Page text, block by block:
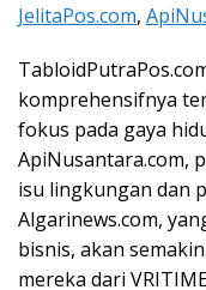
JelitaPos.com,
komprehensifnya
fokus pada gaya
ApiNusantara.com,
isu lingkungan dan
Algarinews.com,
bisnis, akan
mereka dari